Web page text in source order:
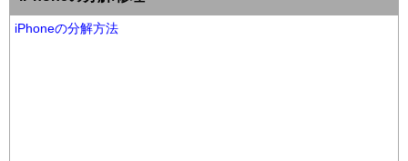
iPhoneの分解方法